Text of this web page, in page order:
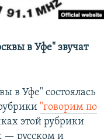
в Уфе" звучат
в Уфе" состоялась
"говорим по
этой рубрики
— русском и